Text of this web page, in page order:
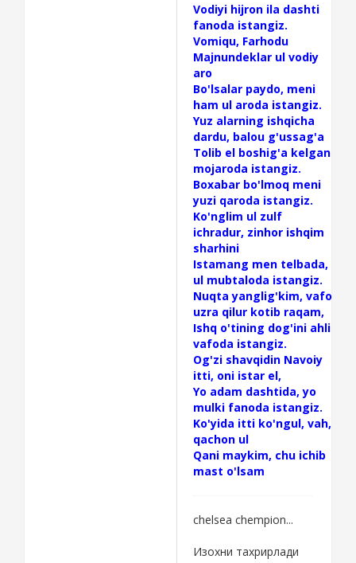
Vodiyi hijron ila dashti
fanoda istangiz.
Vomiqu, Farhodu
Majnundeklar ul vodiy
aro
Bo'lsalar paydo, meni
ham ul aroda istangiz.
Yuz alarning ishqicha
dardu, balou g'ussag'a
Tolib el boshig'a kelgan
mojaroda istangiz.
Boxabar bo'lmoq meni
yuzi qaroda istangiz.
Ko'nglim ul zulf
ichradur, zinhor ishqim
sharhini
Istamang men telbada,
ul mubtaloda istangiz.
Nuqta yanglig'kim, vafo
uzra qilur kotib raqam,
Ishq o'tining dog'ini ahli
vafoda istangiz.
Og'zi shavqidin Navoiy
itti, oni istar el,
Yo adam dashtida, yo
mulki fanoda istangiz.
Ko'yida itti ko'ngul, vah,
qachon ul
Qani maykim, chu ichib
mast o'lsam
chelsea chempion...
Изохни тахрирлади